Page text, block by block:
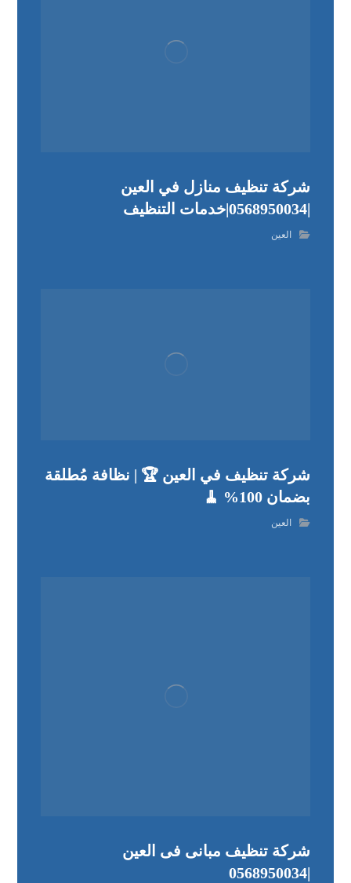
شركة تنظيف منازل في العين
|0568950034|خدمات التنظيف
العين
شركة تنظيف في العين 🏆 | نظافة مُطلقة
بضمان 100% 🧹
العين
شركة تنظيف مبانى فى العين
|0568950034